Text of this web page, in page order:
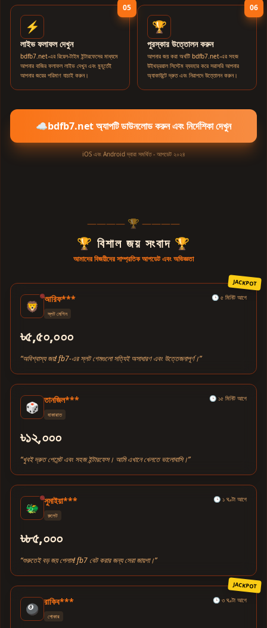
05
⚡
লাইভ ফলাফল দেখুন
bdfb7.net-এর রিয়েল-টাইম ইন্টারফেসের মাধ্যমে
আপনার বাজির ফলাফল লাইভ দেখুন এবং মুহূর্তেই
আপনার জয়ের পরিমাণ যাচাই করুন।
06
🏆
পুরস্কার উত্তোলন করুন
আপনার জয় করা অর্থটি bdfb7.net-এর সহজ
উইথড্রয়াল সিস্টেম ব্যবহার করে সরাসরি আপনার
অ্যাকাউন্টে দ্রুত এবং নিরাপদে উত্তোলন করুন।
☁️bdfb7.net অ্যাপটি ডাউনলোড করুন এবং নির্দেশিকা দেখুন
iOS এবং Android দ্বারা সমর্থিত - আপডেট ২০২৪
———— 🏆 ————
🏆 বিশাল জয় সংবাদ 🏆
আমাদের বিজয়ীদের সাম্প্রতিক আপডেট এবং অভিজ্ঞতা
JACKPOT
🦁
আরিফ***
স্লট মেশিন
🕒 ৫ মিনিট আগে
৳৫,৫০,০০০
“অবিশ্বাস্য জয়! fb7-এর স্লট গেমগুলো সত্যিই অসাধারণ এবং উত্তেজনাপূর্ণ।”
🎲
তানজিল***
বাকারাত
🕒 ১৫ মিনিট আগে
৳১২,০০০
“খুবই দ্রুত পেমেন্ট এবং সহজ ইন্টারফেস। আমি এখানে খেলতে ভালোবাসি।”
🐲
সুমাইয়া***
রুলেট
🕒 ১ ঘণ্টা আগে
৳৮৫,০০০
“শুরুতেই বড় জয় পেলাম! fb7 বেট করার জন্য সেরা জায়গা।”
JACKPOT
🎱
রাকিব***
পোকার
🕒 ৩ ঘণ্টা আগে